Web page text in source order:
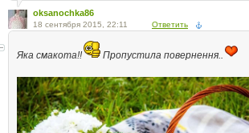
oksanochka86
18 сентября 2015, 22:11 Ответить
Яка смакота!! Пропустила повернення..